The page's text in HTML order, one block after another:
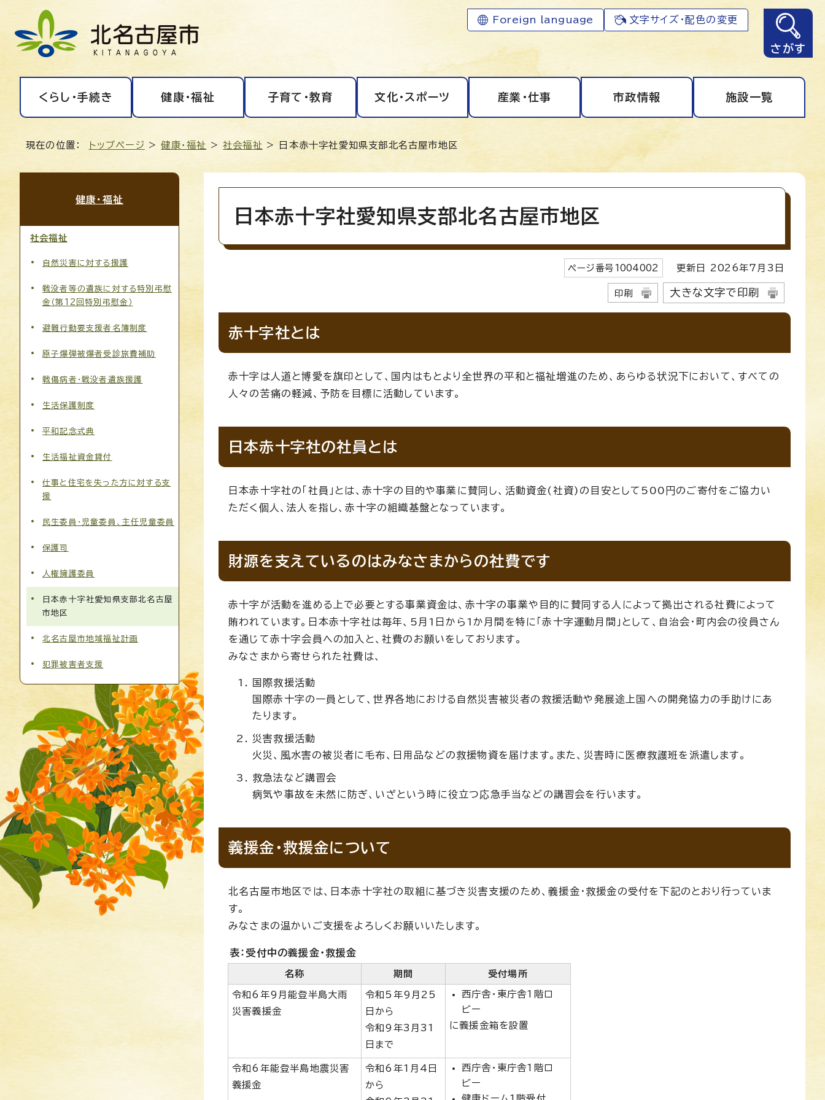
Foreign language 文字サイズ・配色の変更
さがす
くらし・手続き 健康・福祉 子育て・教育 文化・スポーツ 産業・仕事 市政情報 施設一覧
現在の位置： トップページ >健康・福祉 >社会福祉 > 日本赤十字社愛知県支部北名古屋市地区
日本赤十字社愛知県支部北名古屋市地区
ページ番号 1004002 更新日 2026年7月3日
印刷 大きな文字で印刷
赤十字社とは
赤十字は人道と博愛を旗印として、国内はもとより全世界の平和と福祉増進のため、あらゆる状況下において、すべての
人々の苦痛の軽減、予防を目標に活動しています。
日本赤十字社の社員とは
日本赤十字社の「社員」とは、赤十字の目的や事業に賛同し、活動資金(社資)の目安として500円のご寄付をご協力い
ただく個人、法人を指し、赤十字の組織基盤となっています。
財源を支えているのはみなさまからの社費です
赤十字が活動を進める上で必要とする事業資金は、赤十字の事業や目的に賛同する人によって拠出される社費によって
賄われています。日本赤十字社は毎年、5月1日から1か月間を特に「赤十字運動月間」として、自治会・町内会の役員さん
を通じて赤十字会員への加入と、社費のお願いをしております。
みなさまから寄せられた社費は、
国際救援活動
国際赤十字の一員として、世界各地における自然災害被災者の救援活動や発展途上国への開発協力の手助けにあ
たります。
災害救援活動
火災、風水害の被災者に毛布、日用品などの救援物資を届けます。また、災害時に医療救護班を派遣します。
救急法など講習会
病気や事故を未然に防ぎ、いざという時に役立つ応急手当などの講習会を行います。
義援金・救援金について
北名古屋市地区では、日本赤十字社の取組に基づき災害支援のため、義援金・救援金の受付を下記のとおり行っていま
す。
みなさまの温かいご支援をよろしくお願いいたします。
表：受付中の義援金・救援金
名称 期間 受付場所
令和6年9月能登半島大雨
災害義援金
令和5年9月25
日から
令和9年3月31
日まで
西庁舎・東庁舎1階ロ
ビー
に義援金箱を設置
令和6年能登半島地震災害
義援金
令和6年1月4日
から
西庁舎・東庁舎1階ロ
ビー
健康・福祉
社会福祉
自然災害に対する援護
戦没者等の遺族に対する特別弔慰
金（第12回特別弔慰金）
避難行動要支援者名簿制度
原子爆弾被爆者受診旅費補助
戦傷病者・戦没者遺族援護
生活保護制度
平和記念式典
生活福祉資金貸付
仕事と住宅を失った方に対する支
援
民生委員・児童委員、主任児童委員
保護司
人権擁護委員
日本赤十字社愛知県支部北名古屋
市地区
北名古屋市地域福祉計画
犯罪被害者支援